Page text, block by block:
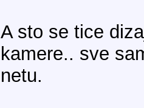
A sto se tice
kamere.. sve
netu.